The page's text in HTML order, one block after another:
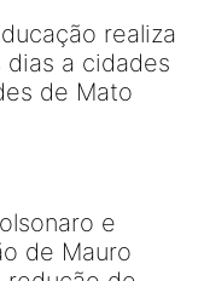
realiza
a cidades
de Mato
e
de Mauro